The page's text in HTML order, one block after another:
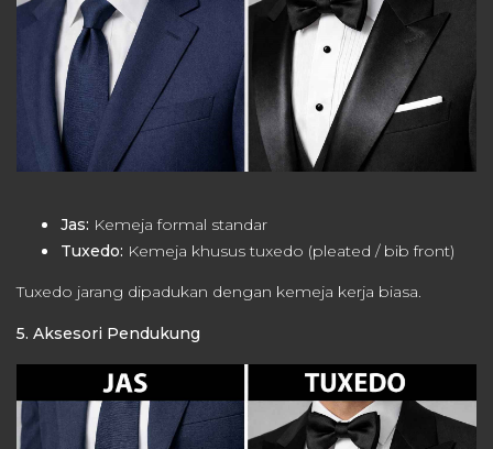
Jas: Kemeja formal standar
Tuxedo: Kemeja khusus tuxedo (pleated / bib front)
Tuxedo jarang dipadukan dengan kemeja kerja biasa.
5. Aksesori Pendukung